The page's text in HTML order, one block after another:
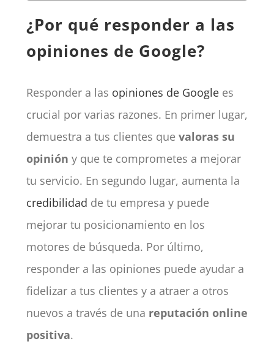
¿Por qué responder a las
opiniones de Google?
Responder a las opiniones de Googlees
crucial por varias razones. En primer lugar,
demuestra a tus clientes que valoras su
opinión y que te comprometes a mejorar
tu servicio. En segundo lugar, aumenta la
credibilidad de tu empresa y puede
mejorar tu posicionamiento en los
motores de búsqueda. Por último,
responder a las opiniones puede ayudar a
fidelizar a tus clientes y a atraer a otros
nuevos a través de una reputación online
positiva.